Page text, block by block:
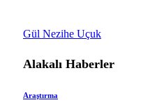
Gül Nezihe Uçuk
Alakalı Haberler
Araştırma